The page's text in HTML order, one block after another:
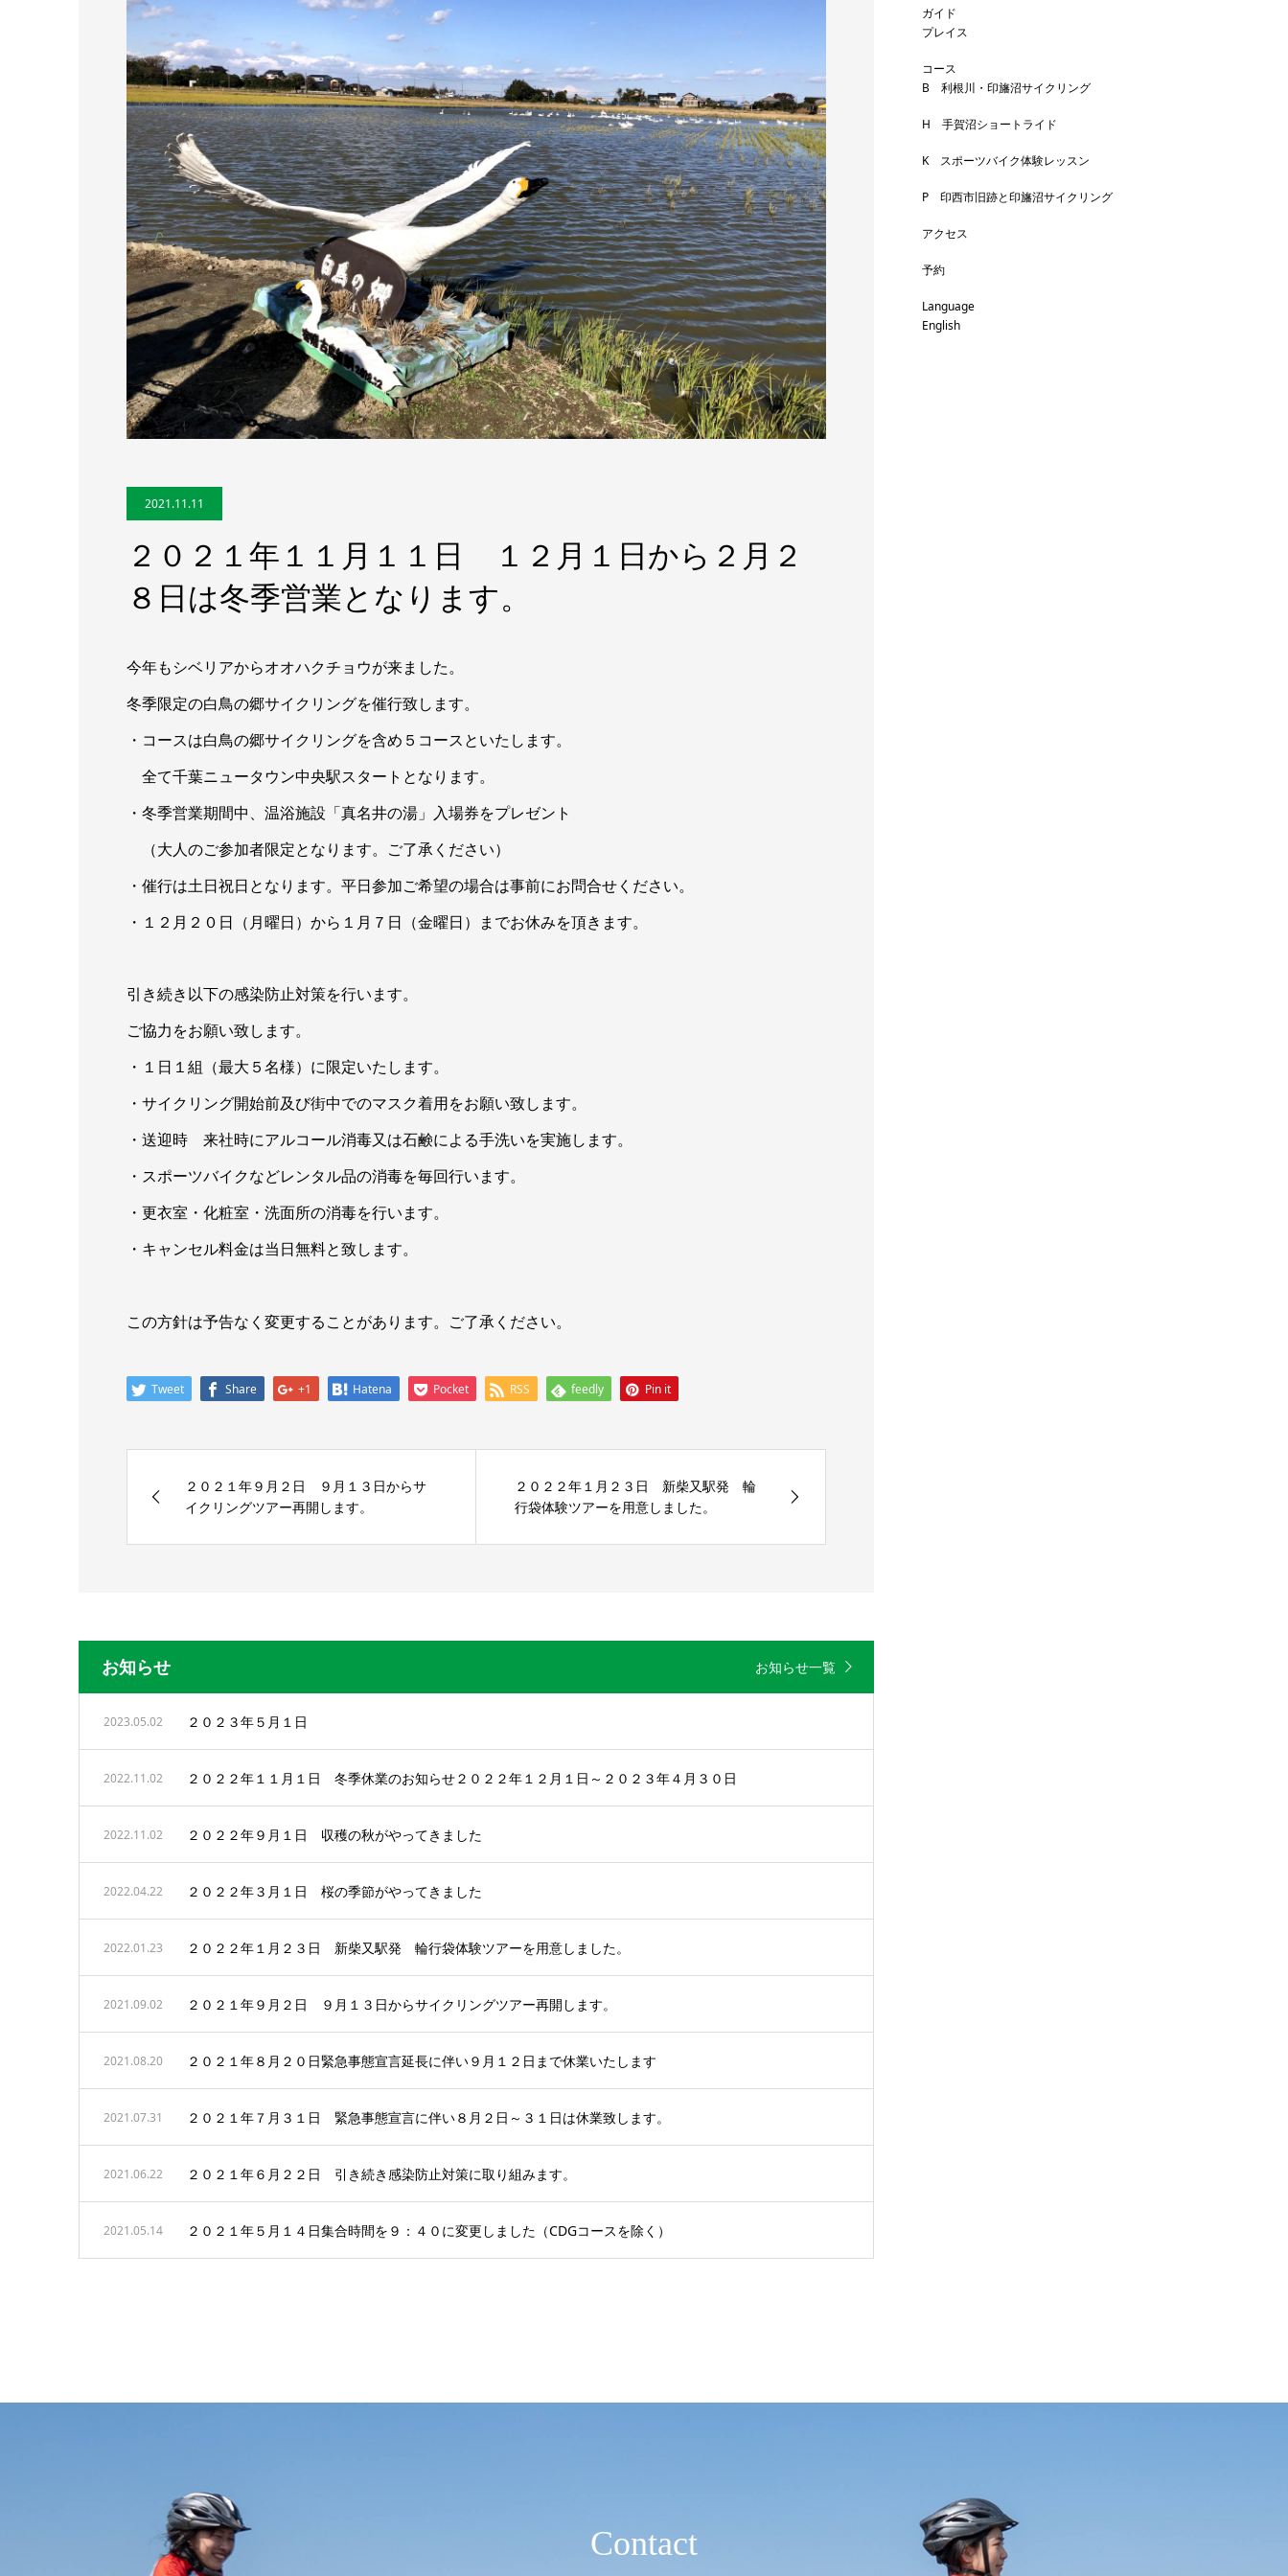
2021.11.11
２０２１年１１月１１日 １２月１日から２月２
８日は冬季営業となります。
今年もシベリアからオオハクチョウが来ました。
冬季限定の白鳥の郷サイクリングを催行致します。
・コースは白鳥の郷サイクリングを含め５コースといたします。
全て千葉ニュータウン中央駅スタートとなります。
・冬季営業期間中、温浴施設「真名井の湯」入場券をプレゼント
（大人のご参加者限定となります。ご了承ください）
・催行は土日祝日となります。平日参加ご希望の場合は事前にお問合せください。
・１２月２０日（月曜日）から１月７日（金曜日）までお休みを頂きます。
引き続き以下の感染防止対策を行います。
ご協力をお願い致します。
・１日１組（最大５名様）に限定いたします。
・サイクリング開始前及び街中でのマスク着用をお願い致します。
・送迎時 来社時にアルコール消毒又は石鹸による手洗いを実施します。
・スポーツバイクなどレンタル品の消毒を毎回行います。
・更衣室・化粧室・洗面所の消毒を行います。
・キャンセル料金は当日無料と致します。
この方針は予告なく変更することがあります。ご了承ください。
Tweet Share +1 Hatena Pocket RSS feedly Pin it
２０２１年９月２日 ９月１３日からサ
イクリングツアー再開します。
２０２２年１月２３日 新柴又駅発 輪
行袋体験ツアーを用意しました。
お知らせ お知らせ一覧
2023.05.02 ２０２３年５月１日
2022.11.02 ２０２２年１１月１日 冬季休業のお知らせ２０２２年１２月１日～２０２３年４月３０日
2022.11.02 ２０２２年９月１日 収穫の秋がやってきました
2022.04.22 ２０２２年３月１日 桜の季節がやってきました
2022.01.23 ２０２２年１月２３日 新柴又駅発 輪行袋体験ツアーを用意しました。
2021.09.02 ２０２１年９月２日 ９月１３日からサイクリングツアー再開します。
2021.08.20 ２０２１年８月２０日緊急事態宣言延長に伴い９月１２日まで休業いたします
2021.07.31 ２０２１年７月３１日 緊急事態宣言に伴い８月２日～３１日は休業致します。
2021.06.22 ２０２１年６月２２日 引き続き感染防止対策に取り組みます。
2021.05.14 ２０２１年５月１４日集合時間を９：４０に変更しました（CDGコースを除く）
ガイド
プレイス
コース
B 利根川・印旛沼サイクリング
H 手賀沼ショートライド
K スポーツバイク体験レッスン
P 印西市旧跡と印旛沼サイクリング
アクセス
予約
Language
English
Contact